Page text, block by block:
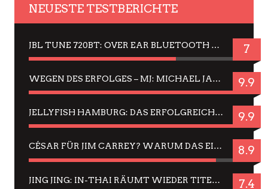
NEUESTE TESTBERICHTE
JBL TUNE 720BT: OVER EAR BLUETOOTH KOPFHÖRER UM DIE 50,-€ IM DAUER-TEST 7
WEGEN DES ERFOLGES – MJ: MICHAEL JACKSON MUSICAL IN EINER MATINEE SEHEN 9.9
JELLYFISH HAMBURG: DAS ERFOLGREICHE SOMMER-MENÜ 2025 IN GEFÜHLEN UND BILDERN 9.9
CÉSAR FÜR JIM CARREY? WARUM DAS EINER DER NERVIGSTEN ACTORS IST UND BLEIBT 8.9
JING JING: IN-THAI RÄUMT WIEDER TITEL AB – EIN ZWEI-STUNDEN-ERLEBNISBERICHT 7.4